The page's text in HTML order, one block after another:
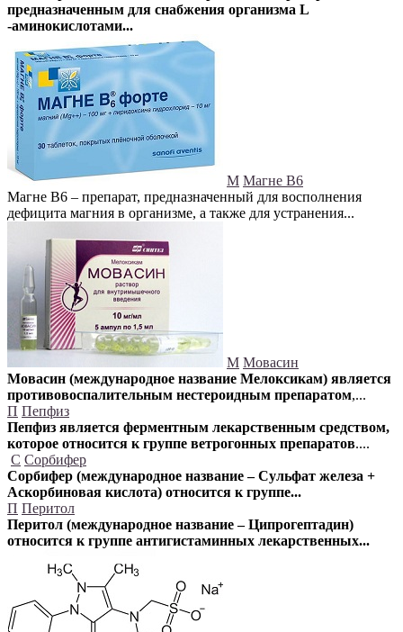
предназначенным для снабжения организма L
-аминокислотами...
М Магне В6
Магне В6 – препарат, предназначенный для восполнения
дефицита магния в организме, а также для устранения...
М Мовасин
Мовасин (международное название Мелоксикам) является
противовоспалительным нестероидным препаратом,...
П Пепфиз
Пепфиз является ферментным лекарственным средством,
которое относится к группе ветрогонных препаратов....
С Сорбифер
Сорбифер (международное название – Сульфат железа +
Аскорбиновая кислота) относится к группе...
П Перитол
Перитол (международное название – Ципрогептадин)
относится к группе антигистаминных лекарственных...